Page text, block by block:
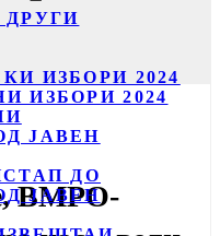
ИЗБОРИ 2024
ИЗБОРИ 2024
ЈАВЕН
ДО
ЈАВЕН
ВМРО-